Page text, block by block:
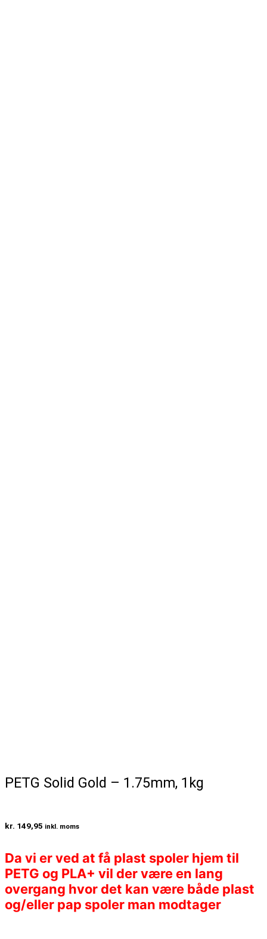
PETG Solid Gold – 1.75mm, 1kg
kr. 149,95 inkl. moms
Da vi er ved at få plast spoler hjem til
PETG og PLA+ vil der være en lang
overgang hvor det kan være både plast
og/eller pap spoler man modtager